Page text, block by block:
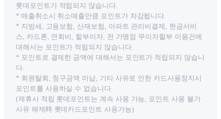
롯데포인트가 적립되지 않습니다.
* 매출취소시 취소매출만큼 포인트가 차감됩니다.
* 지방세, 고용보험, 산재보험, 아파트 관리비결제, 현금서비
스, 카드론, 연회비, 할부이자, 전 가맹점 무이자할부 이용건에
대해서는 포인트가 적립되지 않습니다.
* 포인트로 결제한 금액에 대해서는 포인트가 적립되지 않습니
다.
* 회원탈회, 청구금액 미납, 기타 사유로 인한 카드사용정지시
포인트를 사용하실 수 없습니다.
(제휴사 적립 롯데포인트는 계속 사용 가능, 포인트 사용 불가
사유 해제時 롯데카드포인트 사용가능)